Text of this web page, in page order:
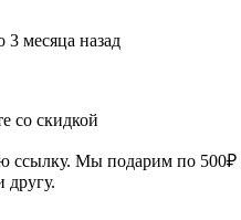
месяца назад
со скидкой
ссылку. Мы подарим по 500₽